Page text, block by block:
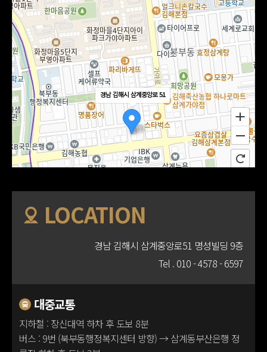
경남 김해시 삼계중앙로 51
LOCATION
경남 김해시 삼계중앙로51 명성빌딩 9층
Tel . 010 - 4578 - 6597
대중교통
지하철 : 장신대역 하차 후 도보 8분
버스 : 9번 (북부동행정복지센터 방향) → 삼계동부산은행 정